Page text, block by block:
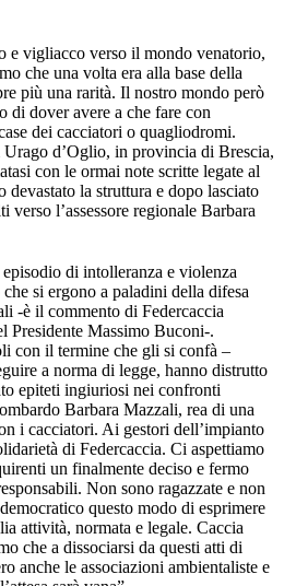
e vigliacco verso il mondo venatorio,
che una volta era alla base della
più una rarità. Il nostro mondo però
di dover avere a che fare con
dei cacciatori o quagliodromi.
d’Oglio, in provincia di Brescia,
con le ormai note scritte legate al
devastato la struttura e dopo lasciato
l’assessore regionale Barbara
di intolleranza e violenza
si ergono a paladini della difesa
-è il commento di Federcaccia
Presidente Massimo Buconi-.
con il termine che gli si confà –
a norma di legge, hanno distrutto
epiteti ingiuriosi nei confronti
Barbara Mazzali, rea di una
i cacciatori. Ai gestori dell’impianto
di Federcaccia. Ci aspettiamo
un finalmente deciso e fermo
Non sono ragazzate e non
questo modo di esprimere
attività, normata e legale. Caccia
che a dissociarsi da questi atti di
anche le associazioni ambientaliste e